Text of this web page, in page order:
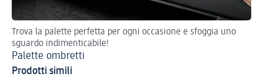
Trova la palette perfetta per ogni occasione e sfoggia uno
sguardo indimenticabile!
Palette ombretti
Prodotti simili